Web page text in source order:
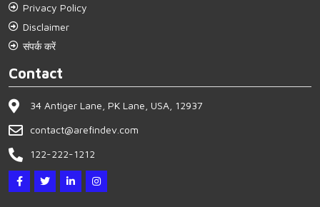
Privacy Policy
Disclaimer
संपर्क करें
Contact
34 Antiger Lane, PK Lane, USA, 12937
contact@arefindev.com
122-222-1212